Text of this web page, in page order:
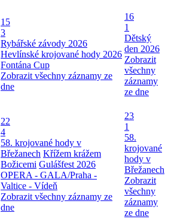
15
3
Rybářské závody 2026
Hevlínské krojované hody 2026
Fontána Cup
Zobrazit všechny záznamy ze
dne
16
1
Dětský
den 2026
Zobrazit
všechny
záznamy
ze dne
22
4
58. krojované hody v
Břežanech Křížem krážem
Božicemi Gulášfest 2026
OPERA - GALA/Praha -
Valtice - Vídeň
Zobrazit všechny záznamy ze
dne
23
1
58.
krojované
hody v
Břežanech
Zobrazit
všechny
záznamy
ze dne